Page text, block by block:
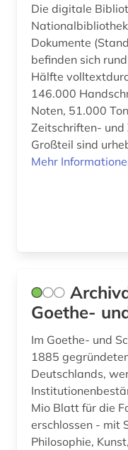
grafik (1)
halacha (2)
italienisch (1)
jazz (4)
jiddistik (2)
judaistik (3)
juden (2)
judentum (3)
Die digitale
Dokumente
befinden sich
Hälfte
146.000
Noten, 51.000
Zeitschriften- und
Großteil sind
Mehr
Goethe-
Im Goethe- und
1885
Deutschlands,
Mio Blatt für die
erschlossen - mit
Philosophie,